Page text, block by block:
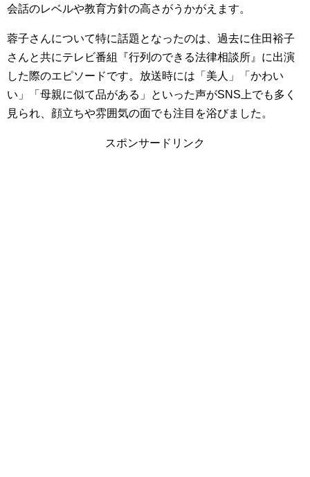
会話のレベルや教育方針の高さがうかがえます。
蓉子さんについて特に話題となったのは、過去に住田裕子
さんと共にテレビ番組『行列のできる法律相談所』に出演
した際のエピソードです。放送時には「美人」「かわい
い」「母親に似て品がある」といった声がSNS上でも多く
見られ、顔立ちや雰囲気の面でも注目を浴びました。
スポンサードリンク